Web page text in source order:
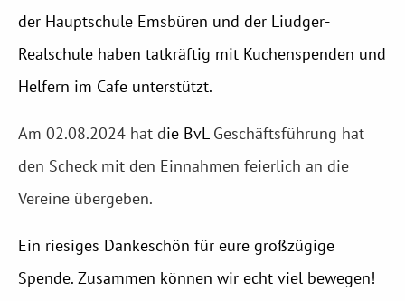
der Hauptschule Emsbüren und der Liudger-
Realschule haben tatkräftig mit Kuchenspenden und
Helfern im Cafe unterstützt.
Am 02.08.2024 hat die BvL Geschäftsführung hat
den Scheck mit den Einnahmen feierlich an die
Vereine übergeben.
Ein riesiges Dankeschön für eure großzügige
Spende. Zusammen können wir echt viel bewegen!